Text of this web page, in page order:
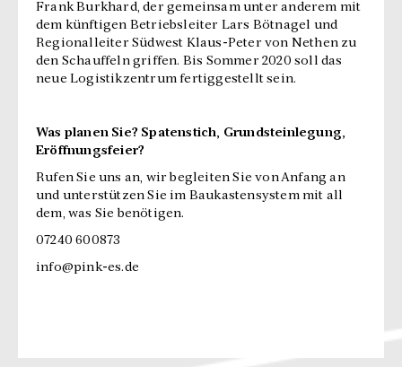
Frank Burkhard, der gemeinsam unter anderem mit
dem künftigen Betriebsleiter Lars Bötnagel und
Regionalleiter Südwest Klaus-Peter von Nethen zu
den Schauffeln griffen. Bis Sommer 2020 soll das
neue Logistikzentrum fertiggestellt sein.
Was planen Sie? Spatenstich, Grundsteinlegung,
Eröffnungsfeier?
Rufen Sie uns an, wir begleiten Sie von Anfang an
und unterstützen Sie im Baukastensystem mit all
dem, was Sie benötigen.
07240 600873
info@pink-es.de